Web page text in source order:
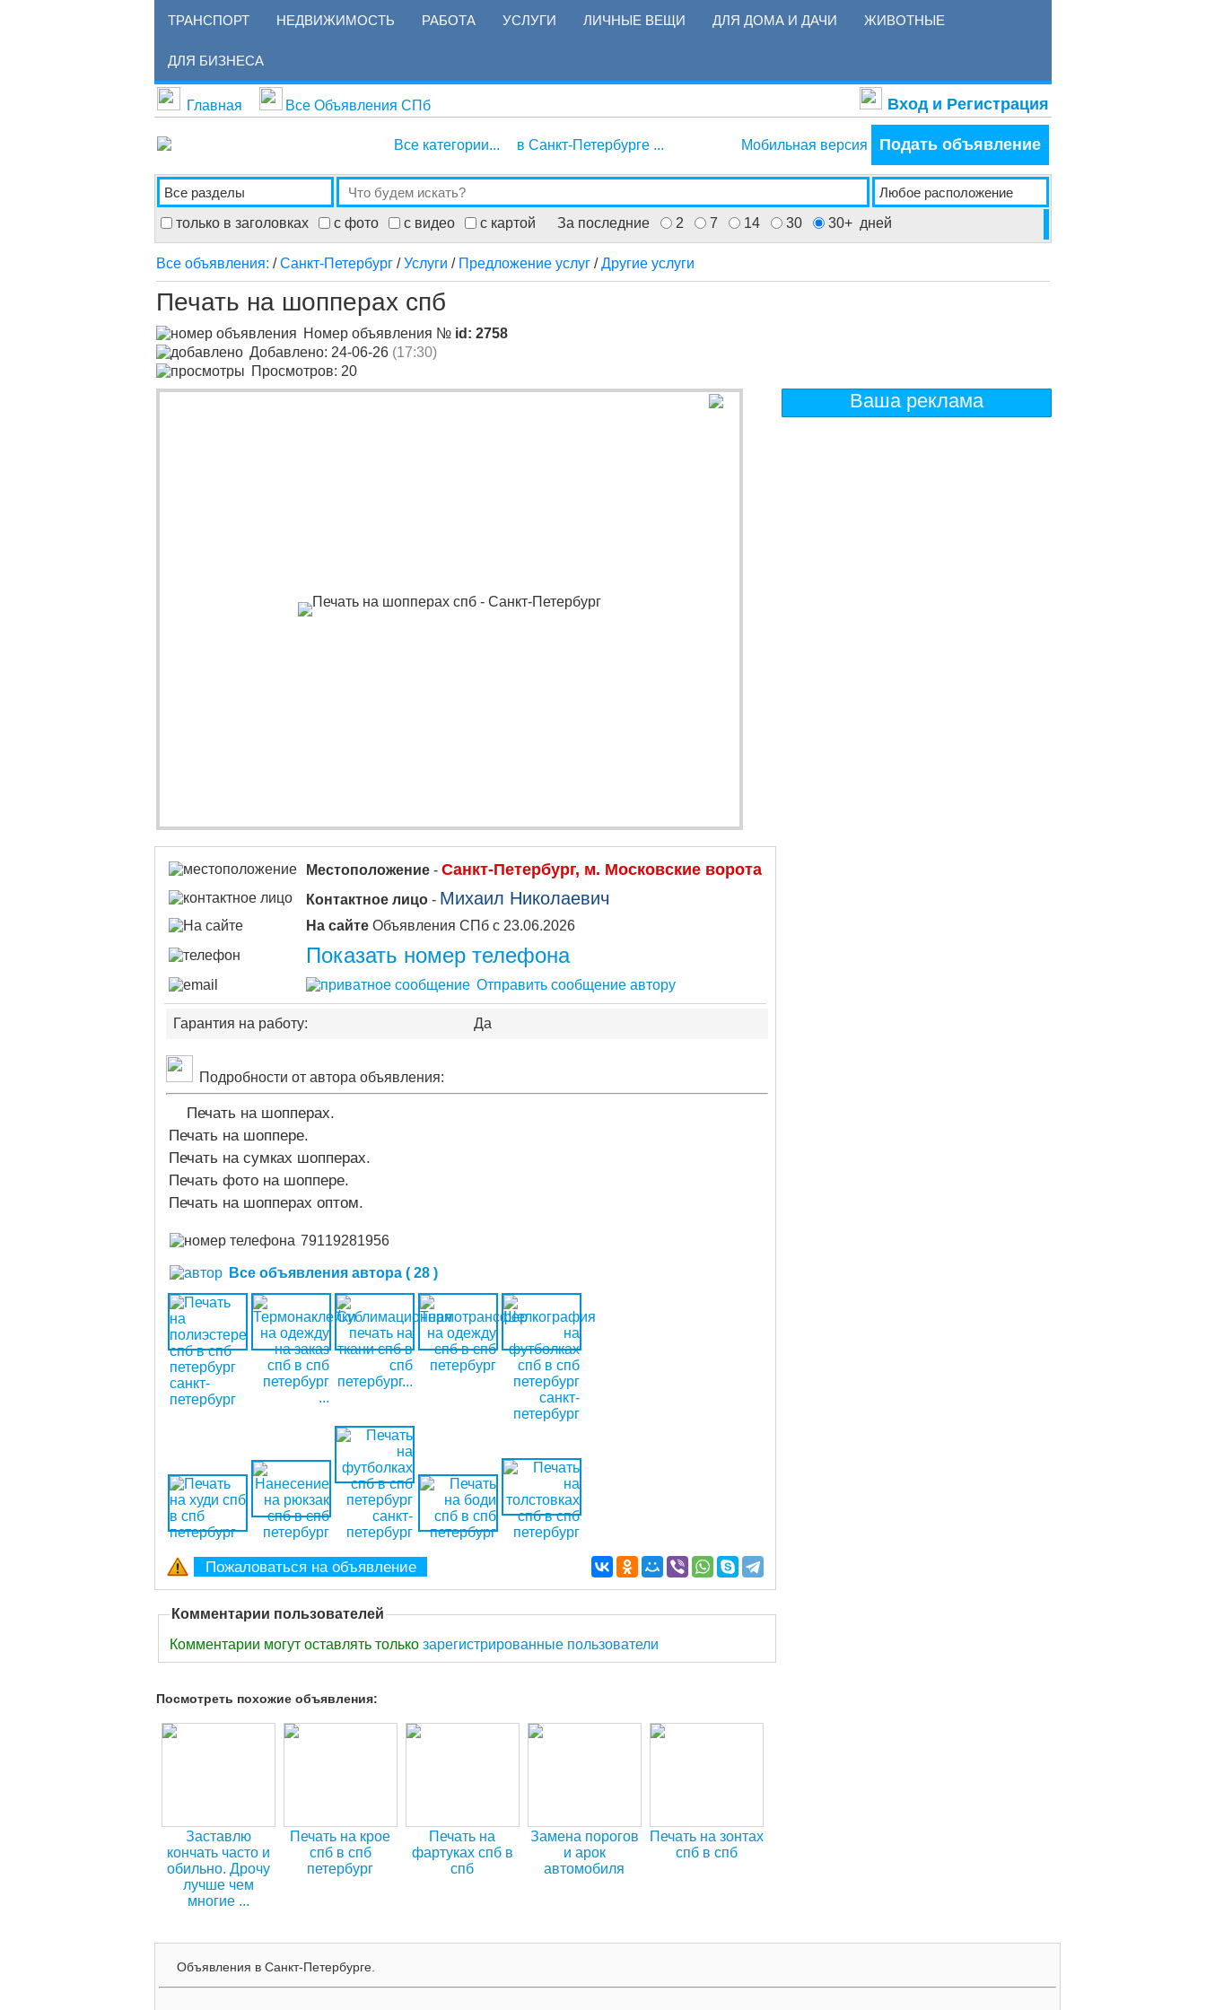
ТРАНСПОРТ НЕДВИЖИМОСТЬ РАБОТА УСЛУГИ ЛИЧНЫЕ ВЕЩИ ДЛЯ ДОМА И ДАЧИ ЖИВОТНЫЕ
ДЛЯ БИЗНЕСА
Главная Все Объявления СПб Вход и Регистрация
Все категории... в Санкт-Петербурге ... Мобильная версия Подать объявление
только в заголовках с фото с видео с картой За последние 2 7 14 30 30+ дней
Все объявления: /Санкт-Петербург /Услуги / Предложение услуг /Другие услуги
Печать на шопперах спб
Номер объявления № id: 2758
Добавлено: 24-06-26 (17:30)
Просмотров: 20
Местоположение - Санкт-Петербург, м. Московские ворота
Контактное лицо - Михаил Николаевич
На сайте Объявления СПб с 23.06.2026
Показать номер телефона
Отправить сообщение автору
Гарантия на работу: Да
Подробности от автора объявления:
Печать на шопперах.
Печать на шоппере.
Печать на сумках шопперах.
Печать фото на шоппере.
Печать на шопперах оптом.
79119281956
Все объявления автора ( 28 )
Пожаловаться на объявление
Комментарии пользователей
Комментарии могут оставлять только зарегистрированные пользователи
Посмотреть похожие объявления:
Заставлю
кончать часто и
обильно. Дрочу
лучше чем
многие ...
Печать на крое
спб в спб
петербург
Печать на
фартуках спб в
спб
Замена порогов
и арок
автомобиля
Печать на зонтах
спб в спб
Ваша реклама
Объявления в Санкт-Петербурге.